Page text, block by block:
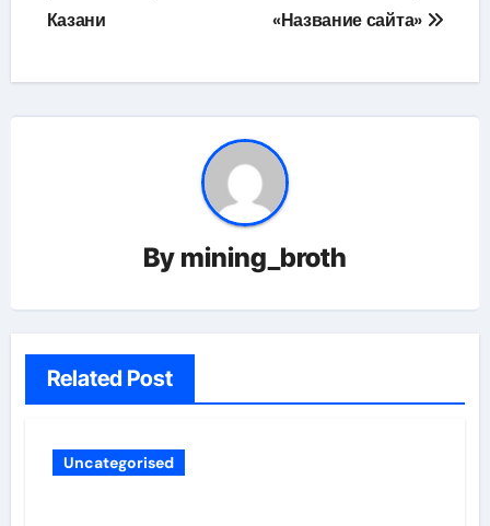
Казани
«Название сайта»
By mining_broth
Related Post
Uncategorised